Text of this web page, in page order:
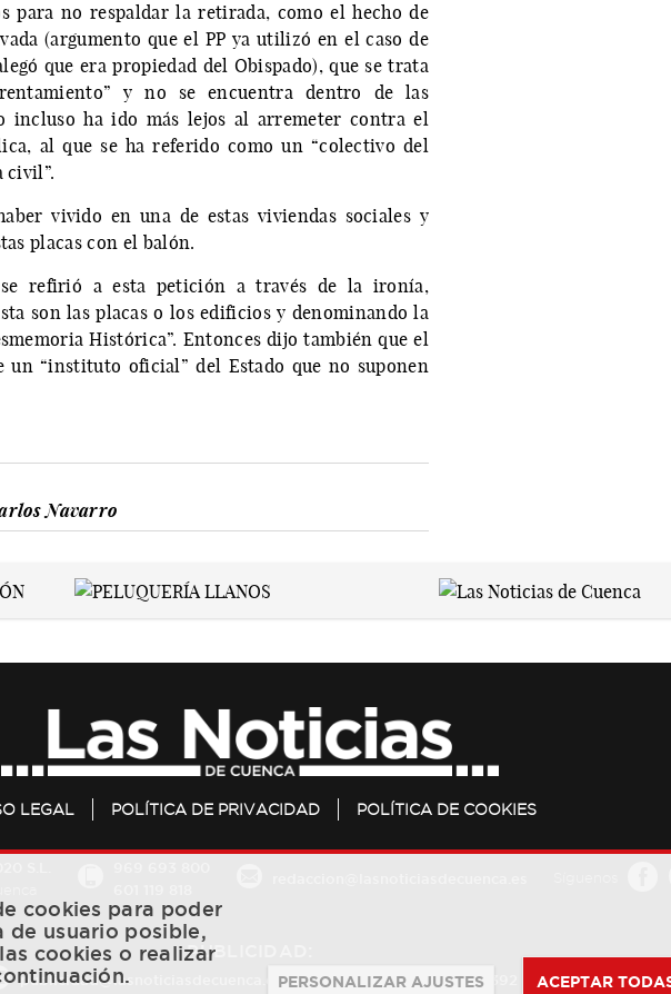
para no respaldar la retirada, como el hecho de
(argumento que el PP ya utilizó en el caso de
que era propiedad del Obispado), que se trata
y no se encuentra dentro de las
incluso ha ido más lejos al arremeter contra el
al que se ha referido como un “colectivo del
civil”.
vivido en una de estas viviendas sociales y
placas con el balón.
refirió a esta petición a través de la ironía,
son las placas o los edificios y denominando la
Histórica”. Entonces dijo también que el
un “instituto oficial” del Estado que no suponen
Navarro
LEGAL POLÍTICA DE PRIVACIDAD POLÍTICA DE COOKIES
PUBLICIDAD:
publicidad@lasnoticiasdecuenca.es 684 126 573 / 670 726 392
cookies para poder
de usuario posible,
cookies o realizar
PERSONALIZAR AJUSTES ACEPTAR